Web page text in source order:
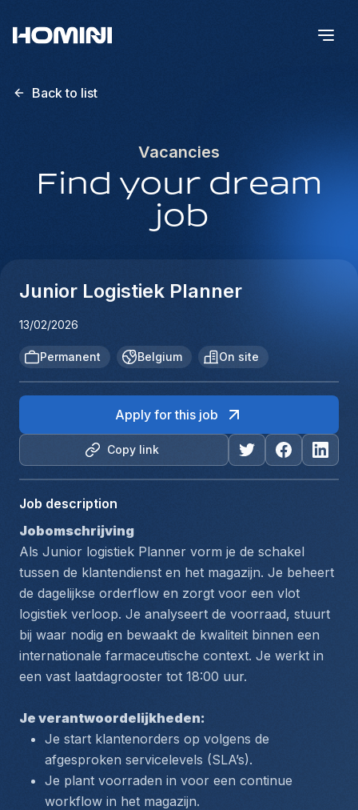
Back to list
Vacancies
Find your dream
job
Junior Logistiek Planner
13/02/2026
Permanent Belgium On site
Copy link
Apply for this job
Job description
Jobomschrijving
Als Junior logistiek Planner vorm je de schakel
tussen de klantendienst en het magazijn. Je beheert
de dagelijkse orderflow en zorgt voor een vlot
logistiek verloop. Je analyseert de voorraad, stuurt
bij waar nodig en bewaakt de kwaliteit binnen een
internationale farmaceutische context. Je werkt in
een vast laatdagrooster tot 18:00 uur.
Je verantwoordelijkheden:
Je start klantenorders op volgens de
afgesproken servicelevels (SLA’s).
Je plant voorraden in voor een continue
workflow in het magazijn.